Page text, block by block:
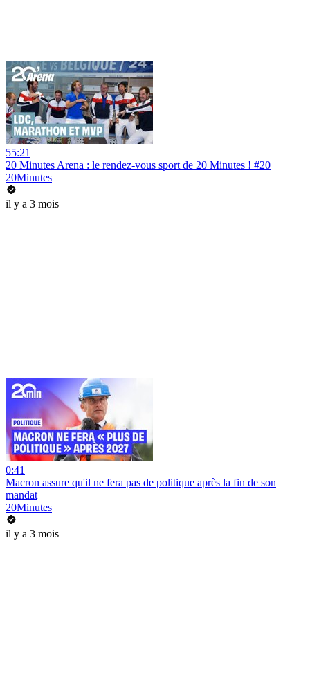
55:21
20 Minutes Arena : le rendez-vous sport de 20 Minutes ! #20
20Minutes
il y a 3 mois
0:41
Macron assure qu'il ne fera pas de politique après la fin de son
mandat
20Minutes
il y a 3 mois